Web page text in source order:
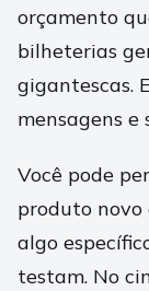
orçamento
bilheterias
gigantescas.
mensagens
Você pode
produto novo
algo
testam. No